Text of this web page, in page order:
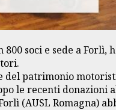
soci e sede a
del patrimonio
le recenti
(AUSL Romagna)